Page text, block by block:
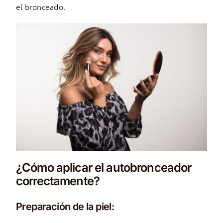
el bronceado.
¿Cómo aplicar el autobronceador
correctamente?
Preparación de la piel: